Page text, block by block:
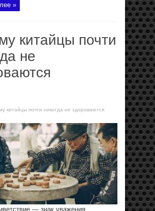
»
китайцы почти
не
китайцы почти никогда не здороваются
— знак уважения